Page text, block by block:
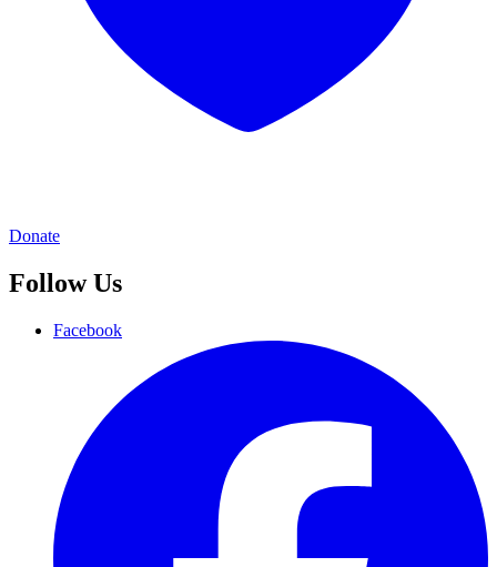
Donate
Follow Us
Facebook